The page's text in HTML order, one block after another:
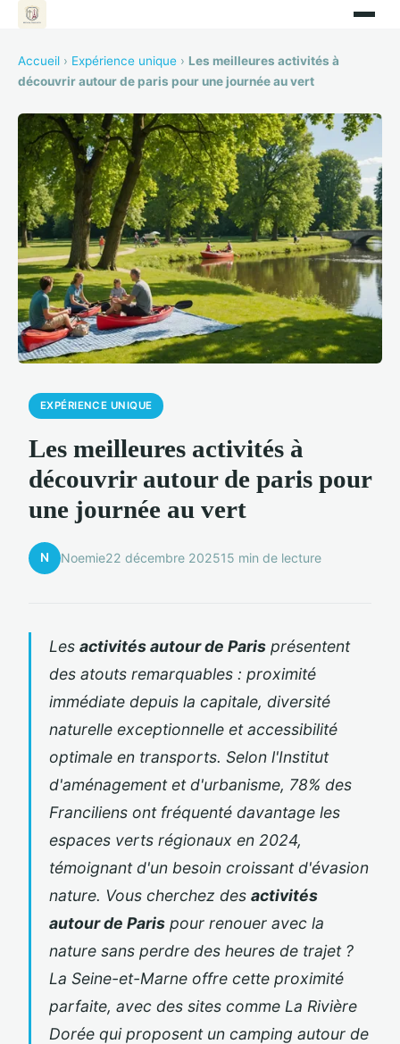
Accueil › Expérience unique › Les meilleures activités à
découvrir autour de paris pour une journée au vert
EXPÉRIENCE UNIQUE
Les meilleures activités à
découvrir autour de paris pour
une journée au vert
N Noemie22 décembre 202515 min de lecture
Les activités autour de Paris présentent
des atouts remarquables : proximité
immédiate depuis la capitale, diversité
naturelle exceptionnelle et accessibilité
optimale en transports. Selon l'Institut
d'aménagement et d'urbanisme, 78% des
Franciliens ont fréquenté davantage les
espaces verts régionaux en 2024,
témoignant d'un besoin croissant d'évasion
nature. Vous cherchez des activités
autour de Paris pour renouer avec la
nature sans perdre des heures de trajet ?
La Seine-et-Marne offre cette proximité
parfaite, avec des sites comme La Rivière
Dorée qui proposent un camping autour de